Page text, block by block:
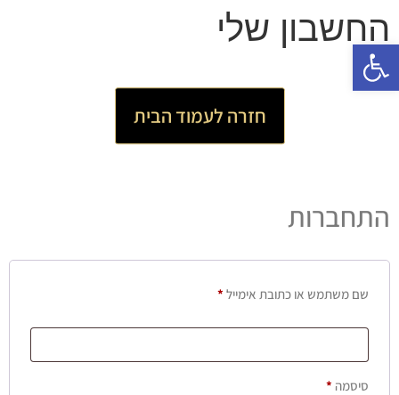
פתח סרגל נגישות
החשבון שלי
חזרה לעמוד הבית
התחברות
שם משתמש או כתובת אימייל *
סיסמה *